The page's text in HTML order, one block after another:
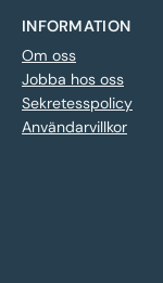
INFORMATION
Om oss
Jobba hos oss
Sekretesspolicy
Användarvillkor